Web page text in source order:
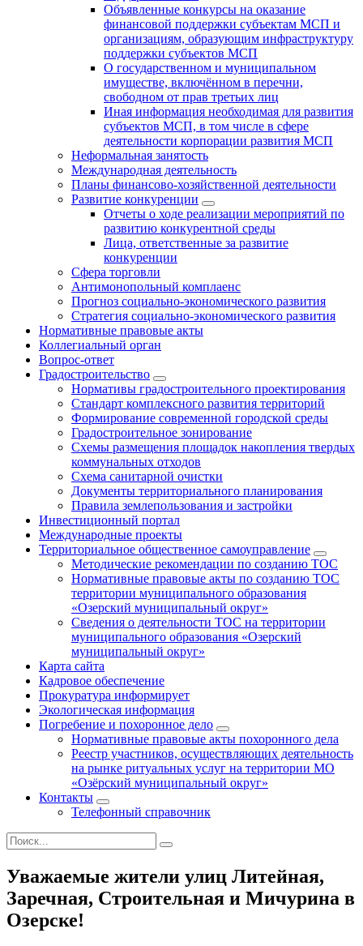
Объявленные конкурсы на оказание
финансовой поддержки субъектам МСП и
организациям, образующим инфраструктуру
поддержки субъектов МСП
О государственном и муниципальном
имуществе, включённом в перечни,
свободном от прав третьих лиц
Иная информация необходимая для развития
субъектов МСП, в том числе в сфере
деятельности корпорации развития МСП
Неформальная занятость
Международная деятельность
Планы финансово-хозяйственной деятельности
Развитие конкуренции
Отчеты о ходе реализации мероприятий по
развитию конкурентной среды
Лица, ответственные за развитие
конкуренции
Сфера торговли
Антимонопольный комплаенс
Прогноз социально-экономического развития
Стратегия социально-экономического развития
Нормативные правовые акты
Коллегиальный орган
Вопрос-ответ
Градостроительство
Нормативы градостроительного проектирования
Стандарт комплексного развития территорий
Формирование современной городской среды
Градостроительное зонирование
Схемы размещения площадок накопления твердых
коммунальных отходов
Схема санитарной очистки
Документы территориального планирования
Правила землепользования и застройки
Инвестиционный портал
Международные проекты
Территориальное общественное самоуправление
Методические рекомендации по созданию ТОС
Нормативные правовые акты по созданию ТОС
территории муниципального образования
«Озерский муниципальный округ»
Сведения о деятельности ТОС на территории
муниципального образования «Озерский
муниципальный округ»
Карта сайта
Кадровое обеспечение
Прокуратура информирует
Экологическая информация
Погребение и похоронное дело
Нормативные правовые акты похоронного дела
Реестр участников, осуществляющих деятельность
на рынке ритуальных услуг на территории МО
«Озёрский муниципальный округ»
Контакты
Телефонный справочник
Уважаемые жители улиц Литейная,
Заречная, Строительная и Мичурина в
Озерске!